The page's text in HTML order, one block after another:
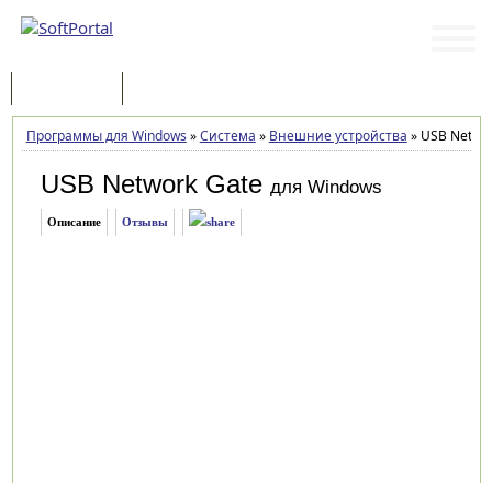
Программы для Windows »Система » Внешние устройства »USB
USB Network Gate для Windows
Описание Отзывы